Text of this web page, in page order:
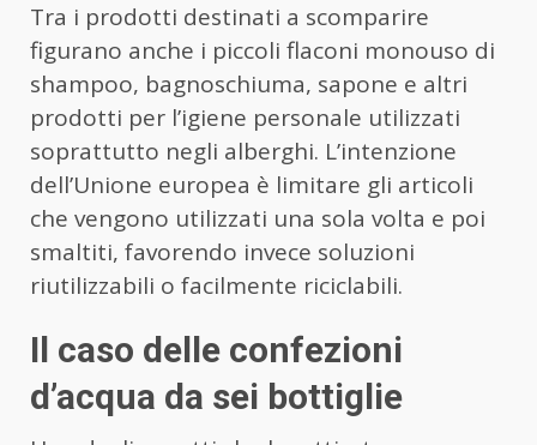
Tra i prodotti destinati a scomparire
figurano anche i piccoli flaconi monouso di
shampoo, bagnoschiuma, sapone e altri
prodotti per l’igiene personale utilizzati
soprattutto negli alberghi. L’intenzione
dell’Unione europea è limitare gli articoli
che vengono utilizzati una sola volta e poi
smaltiti, favorendo invece soluzioni
riutilizzabili o facilmente riciclabili.
Il caso delle confezioni
d’acqua da sei bottiglie